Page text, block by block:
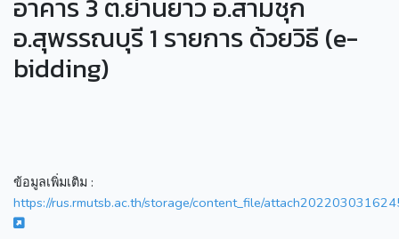
อ.สุพรรณบุรี 1 รายการ ด้วยวิธี (e-
bidding)
ข้อมูลเพิ่มเติม :
https://rus.rmutsb.ac.th/storage/content_file/